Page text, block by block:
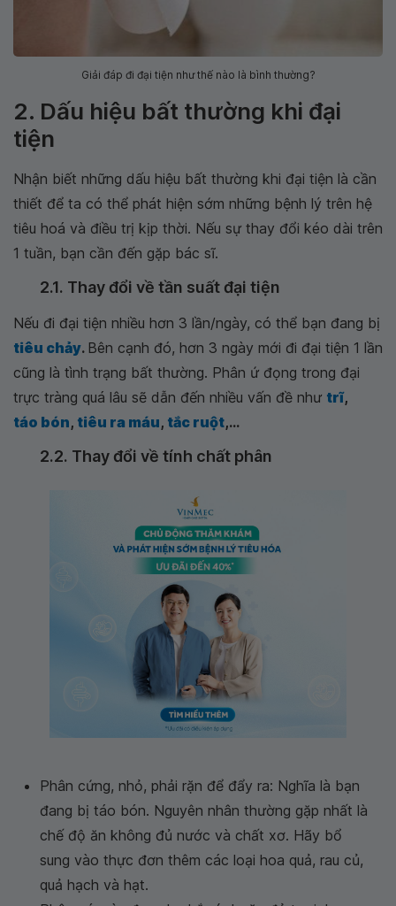
Giải đáp đi đại tiện như thế nào là bình thường?
2. Dấu hiệu bất thường khi đại
tiện
Nhận biết những dấu hiệu bất thường khi đại tiện là cần
thiết để ta có thể phát hiện sớm những bệnh lý trên hệ
tiêu hoá và điều trị kịp thời. Nếu sự thay đổi kéo dài trên
1 tuần, bạn cần đến gặp bác sĩ.
2.1. Thay đổi về tần suất đại tiện
Nếu đi đại tiện nhiều hơn 3 lần/ngày, có thể bạn đang bị
tiêu chảy. Bên cạnh đó, hơn 3 ngày mới đi đại tiện 1 lần
cũng là tình trạng bất thường. Phân ứ đọng trong đại
trực tràng quá lâu sẽ dẫn đến nhiều vấn đề như trĩ,
táo bón, tiêu ra máu, tắc ruột,...
2.2. Thay đổi về tính chất phân
Phân cứng, nhỏ, phải rặn để đẩy ra: Nghĩa là bạn
đang bị táo bón. Nguyên nhân thường gặp nhất là
chế độ ăn không đủ nước và chất xơ. Hãy bổ
sung vào thực đơn thêm các loại hoa quả, rau củ,
quả hạch và hạt.